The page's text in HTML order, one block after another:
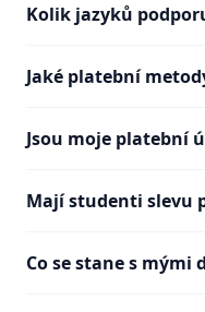
Kolik jazyků
Jaké platební
Jsou moje platební
Mají studenti slevu
Co se stane s mými